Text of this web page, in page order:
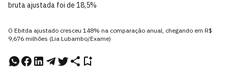
bruta ajustada foi de 18,5%
O Ebitda ajustado cresceu 148% na comparação anual, chegando em R$
9,676 milhões (Lia Lubambo/Exame)